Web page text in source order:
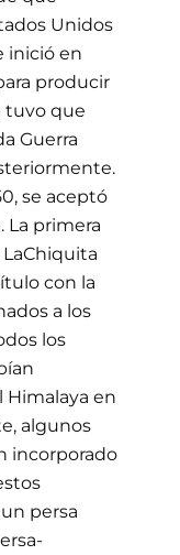
Unidos
inició en
producir
tuvo que
Guerra
se aceptó
La primera
con la
a los
los
en
algunos
incorporado
persa